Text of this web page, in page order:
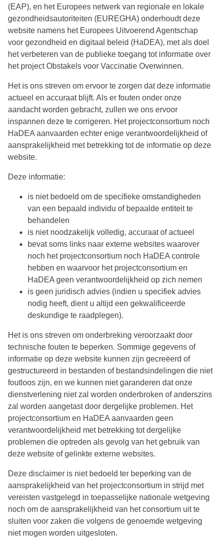
(EAP), en het Europees netwerk van regionale en lokale
gezondheidsautoriteiten (EUREGHA) onderhoudt deze
website namens het Europees Uitvoerend Agentschap
voor gezondheid en digitaal beleid (HaDEA), met als doel
het verbeteren van de publieke toegang tot informatie over
het project Obstakels voor Vaccinatie Overwinnen.
Het is ons streven om ervoor te zorgen dat deze informatie
actueel en accuraat blijft. Als er fouten onder onze
aandacht worden gebracht, zullen we ons ervoor
inspannen deze te corrigeren. Het projectconsortium noch
HaDEA aanvaarden echter enige verantwoordelijkheid of
aansprakelijkheid met betrekking tot de informatie op deze
website.
Deze informatie:
is niet bedoeld om de specifieke omstandigheden
van een bepaald individu of bepaalde entiteit te
behandelen
is niet noodzakelijk volledig, accuraat of actueel
bevat soms links naar externe websites waarover
noch het projectconsortium noch HaDEA controle
hebben en waarvoor het projectconsortium en
HaDEA geen verantwoordelijkheid op zich nemen
is geen juridisch advies (indien u specifiek advies
nodig heeft, dient u altijd een gekwalificeerde
deskundige te raadplegen).
Het is ons streven om onderbreking veroorzaakt door
technische fouten te beperken. Sommige gegevens of
informatie op deze website kunnen zijn gecreëerd of
gestructureerd in bestanden of bestandsindelingen die niet
foutloos zijn, en we kunnen niet garanderen dat onze
dienstverlening niet zal worden onderbroken of anderszins
zal worden aangetast door dergelijke problemen. Het
projectconsortium en HaDEA aanvaarden geen
verantwoordelijkheid met betrekking tot dergelijke
problemen die optreden als gevolg van het gebruik van
deze website of gelinkte externe websites.
Deze disclaimer is niet bedoeld ter beperking van de
aansprakelijkheid van het projectconsortium in strijd met
vereisten vastgelegd in toepasselijke nationale wetgeving
noch om de aansprakelijkheid van het consortium uit te
sluiten voor zaken die volgens de genoemde wetgeving
niet mogen worden uitgesloten.